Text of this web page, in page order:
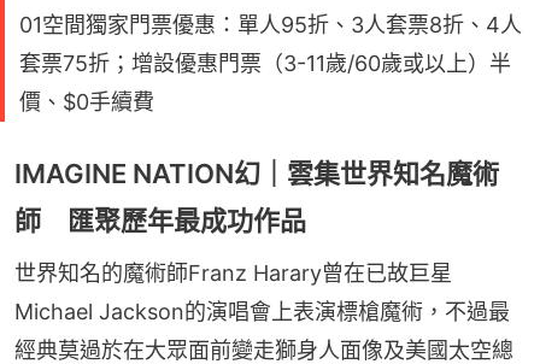
01空間獨家門票優惠：單人95折、3人套票8折、4人
套票75折；增設優惠門票（3-11歲/60歲或以上）半
價、$0手續費
IMAGINE NATION幻｜雲集世界知名魔術
師 匯聚歷年最成功作品
世界知名的魔術師Franz Harary曾在已故巨星
Michael Jackson的演唱會上表演標槍魔術，不過最
經典莫過於在大眾面前變走獅身人面像及美國太空總